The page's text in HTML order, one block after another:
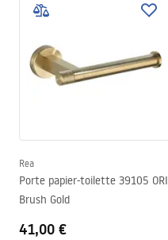
Rea
Porte papier-toilette 39105 ORI
Brush Gold
41,00 €